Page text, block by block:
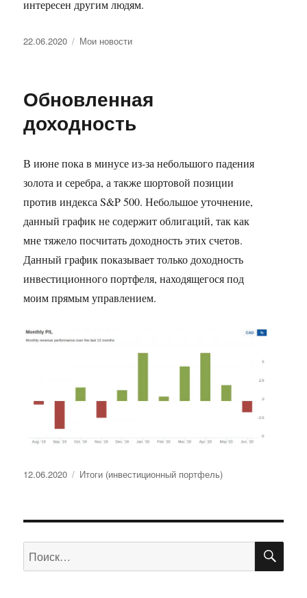
интересен другим людям.
Опубликовано
22.06.2020 Рубрики
Мои новости
Обновленная
доходность
В июне пока в минусе из-за небольшого падения
золота и серебра, а также шортовой позиции
против индекса S&P 500. Небольшое уточнение,
данный график не содержит облигаций, так как
мне тяжело посчитать доходность этих счетов.
Данный график показывает только доходность
инвестиционного портфеля, находящегося под
моим прямым управлением.
Опубликовано
12.06.2020 Рубрики
Итоги (инвестиционный портфель)
Искать: